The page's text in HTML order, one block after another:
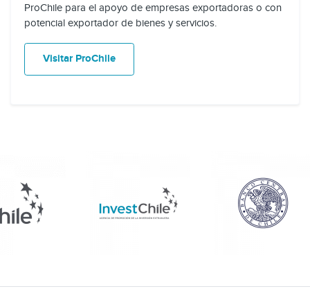
ProChile para el apoyo de empresas exportadoras o con
potencial exportador de bienes y servicios.
Visitar ProChile